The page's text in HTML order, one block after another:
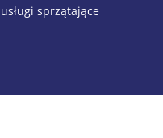
sprzątające